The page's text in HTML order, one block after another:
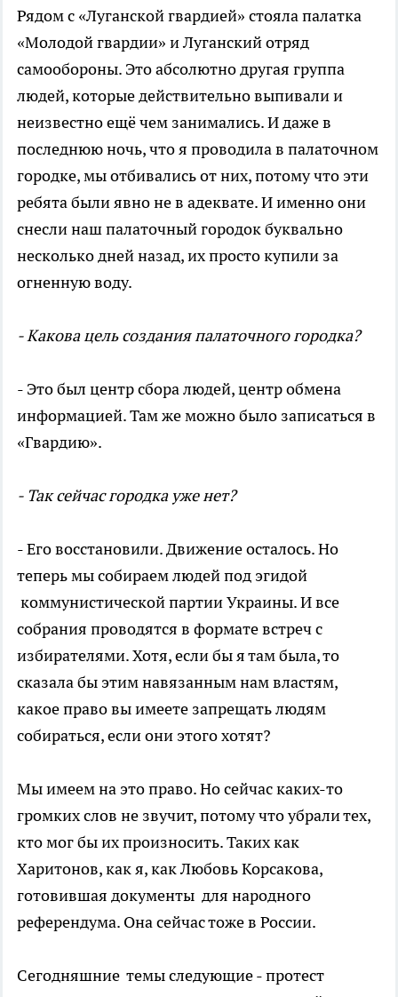
Рядом с «Луганской гвардией» стояла палатка
«Молодой гвардии» и Луганский отряд
самообороны. Это абсолютно другая группа
людей, которые действительно выпивали и
неизвестно ещё чем занимались. И даже в
последнюю ночь, что я проводила в палаточном
городке, мы отбивались от них, потому что эти
ребята были явно не в адеквате. И именно они
снесли наш палаточный городок буквально
несколько дней назад, их просто купили за
огненную воду.
- Какова цель создания палаточного городка?
- Это был центр сбора людей, центр обмена
информацией. Там же можно было записаться в
«Гвардию».
- Так сейчас городка уже нет?
- Его восстановили. Движение осталось. Но
теперь мы собираем людей под эгидой
коммунистической партии Украины. И все
собрания проводятся в формате встреч с
избирателями. Хотя, если бы я там была, то
сказала бы этим навязанным нам властям,
какое право вы имеете запрещать людям
собираться, если они этого хотят?
Мы имеем на это право. Но сейчас каких-то
громких слов не звучит, потому что убрали тех,
кто мог бы их произносить. Таких как
Харитонов, как я, как Любовь Корсакова,
готовившая документы для народного
референдума. Она сейчас тоже в России.
Сегодняшние темы следующие - протест